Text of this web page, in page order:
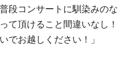
段コンサートに馴染みのな
て頂けること間違いなし！
でお越しください！」